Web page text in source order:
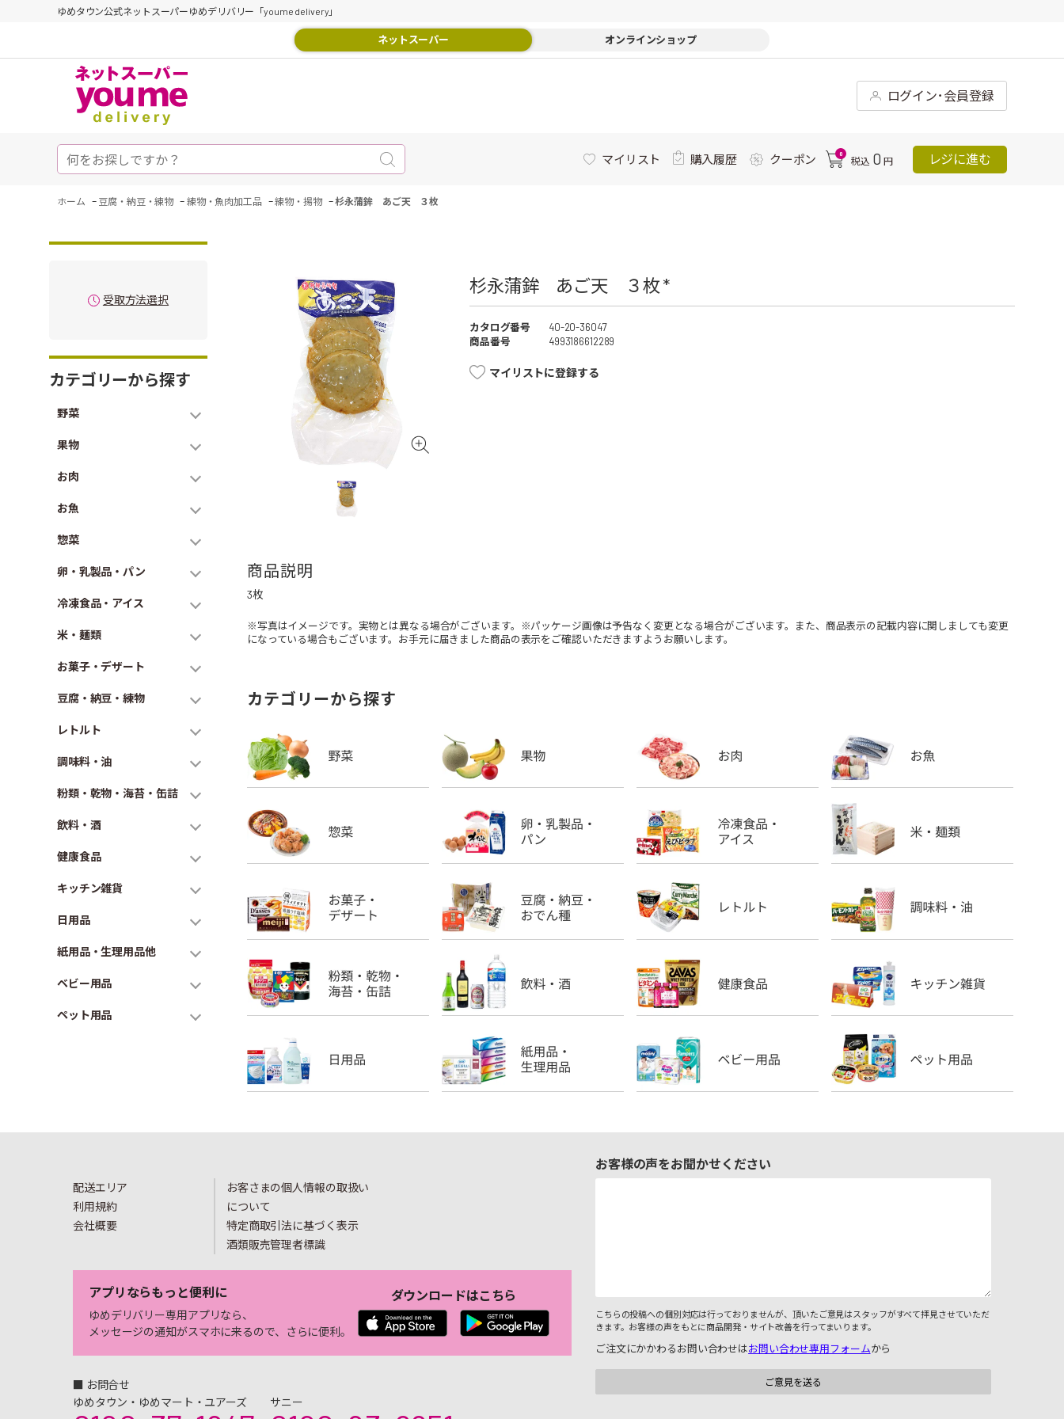
ゆめタウン公式ネットスーパーゆめデリバリー「youme delivery」
ネットスーパー オンラインショップ
ログイン･会員登録
マイリスト 購入履歴 クーポン 0
税込 0 円 レジに進む
ホーム - 豆腐・納豆・練物 - 練物・魚肉加工品 -練物・揚物 -杉永蒲鉾 あご天 ３枚
受取方法選択
カテゴリーから探す
野菜
果物
お肉
お魚
惣菜
卵・乳製品・パン
冷凍食品・アイス
米・麺類
お菓子・デザート
豆腐・納豆・練物
レトルト
調味料・油
粉類・乾物・海苔・缶詰
飲料・酒
健康食品
キッチン雑貨
日用品
紙用品・生理用品他
ベビー用品
ペット用品
杉永蒲鉾 あご天 ３枚 *
カタログ番号
40-20-36047
商品番号
4993186612289
マイリストに登録する
商品説明
3枚
※写真はイメージです。実物とは異なる場合がございます。※パッケージ画像は予告なく変更となる場合がございます。また、商品表示の記載内容に関しましても変更
になっている場合もございます。お手元に届きました商品の表示をご確認いただきますようお願いします。
カテゴリーから探す
配送エリア
利用規約
会社概要
お客さまの個人情報の取扱い
について
特定商取引法に基づく表示
酒類販売管理者標識
アプリならもっと便利に
ゆめデリバリー専用アプリなら、
メッセージの通知がスマホに来るので、さらに便利。
ダウンロードはこちら
■ お問合せ
ゆめタウン・ゆめマート・ユアーズ
サニー
お客様の声をお聞かせください
こちらの投稿への個別対応は行っておりませんが、頂いたご意見はスタッフがすべて拝見させていただ
きます。お客様の声をもとに商品開発・サイト改善を行ってまいります。
ご注文にかかわるお問い合わせはお問い合わせ専用フォームから